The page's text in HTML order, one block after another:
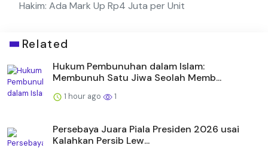
Hakim: Ada Mark Up Rp4 Juta per Unit
Related
Hukum Pembunuhan dalam Islam:
Membunuh Satu Jiwa Seolah Memb...
1 hour ago 1
Persebaya Juara Piala Presiden 2026 usai
Kalahkan Persib Lew...